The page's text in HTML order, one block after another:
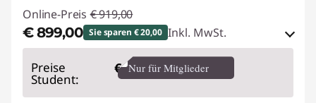
Online-Preis € 919,00
€ 899,00 Sie sparen € 20,00 Inkl. MwSt.
eCoupon-Rabatt :-€ 20,00
eCoupon :BACKTOSCHOOL
Preise
Student:
€ Nur für Mitglieder